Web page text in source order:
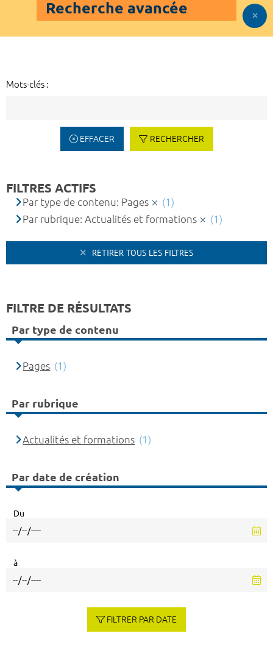
Recherche avancée
Mots-clés :
EFFACER RECHERCHER
FILTRES ACTIFS
Par type de contenu: Pages
(1)
Par rubrique: Actualités et formations
(1)
RETIRER TOUS LES FILTRES
FILTRE DE RÉSULTATS
Par type de contenu
Pages (1)
Par rubrique
Actualités et formations (1)
Par date de création
Du
à
FILTRER PAR DATE